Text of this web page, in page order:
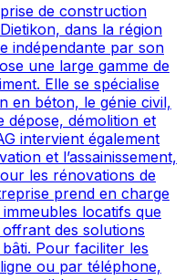
de construction
dans la région
indépendante par son
une large gamme de
Elle se spécialise
en béton, le génie civil,
dépose, démolition et
intervient également
et l’assainissement,
les rénovations de
prend en charge
locatifs que
des solutions
Pour faciliter les
ou par téléphone,